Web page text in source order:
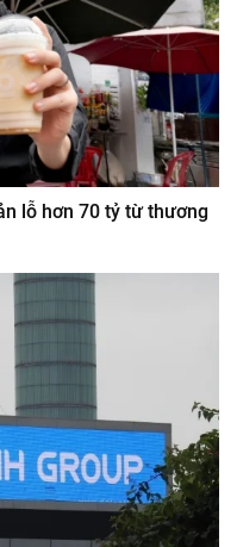
lỗ hơn 70 tỷ từ thương